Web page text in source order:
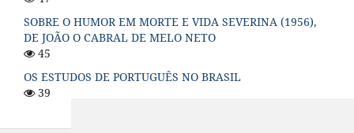
SOBRE O HUMOR EM MORTE E VIDA SEVERINA (1956),
DE JOÃO O CABRAL DE MELO NETO
45
OS ESTUDOS DE PORTUGUÊS NO BRASIL
39